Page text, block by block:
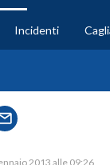
Incidenti
2013 alle 09:26